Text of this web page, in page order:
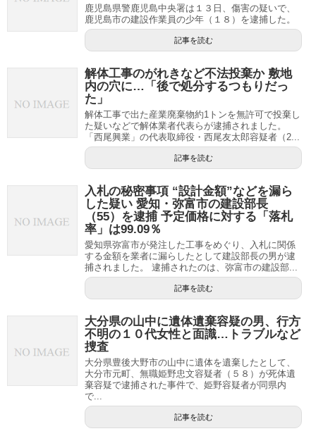
鹿児島県警鹿児島中央署は１３日、傷害の疑いで、
鹿児島市の建設作業員の少年（１８）を逮捕した。
記事を読む
解体工事のがれきなど不法投棄か 敷地
内の穴に…「後で処分するつもりだっ
た」
解体工事で出た産業廃棄物約1トンを無許可で投棄し
た疑いなどで解体業者代表らが逮捕されました。
「西尾興業」の代表取締役・西尾友太郎容疑者（2...
記事を読む
入札の秘密事項 “設計金額”などを漏ら
した疑い 愛知・弥富市の建設部長
（55）を逮捕 予定価格に対する「落札
率」は99.09％
愛知県弥富市が発注した工事をめぐり、入札に関係
する金額を業者に漏らしたとして建設部長の男が逮
捕されました。 逮捕されたのは、弥富市の建設部...
記事を読む
大分県の山中に遺体遺棄容疑の男、行方
不明の１０代女性と面識…トラブルなど
捜査
大分県豊後大野市の山中に遺体を遺棄したとして、
大分市元町、無職姫野忠文容疑者（５８）が死体遺
棄容疑で逮捕された事件で、姫野容疑者が同県内
で...
記事を読む